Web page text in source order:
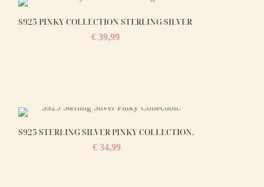
S925 PINKY COLLECTION STERLING SILVER
€39,99
S925 STERLING SILVER PINKY COLLECTION.
€34,99